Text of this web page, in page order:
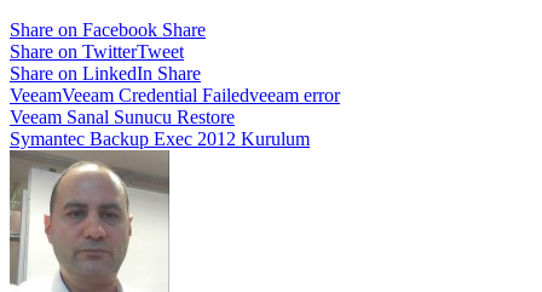
Share on Facebook Share
Share on TwitterTweet
Share on LinkedIn Share
VeeamVeeam Credential Failedveeam error
Yazı
gezinmesi
Veeam Sanal Sunucu Restore
Symantec Backup Exec 2012 Kurulum